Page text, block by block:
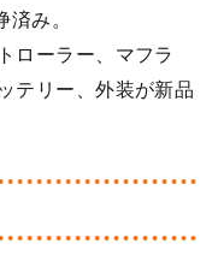
み。
ローラー、マフラ
テリー、外装が新品